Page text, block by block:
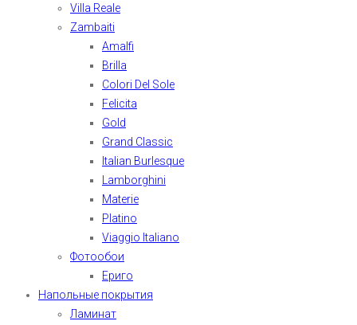
Villa Reale
Zambaiti
Amalfi
Brilla
Colori Del Sole
Felicita
Gold
Grand Classic
Italian Burlesque
Lamborghini
Materie
Platino
Viaggio Italiano
Фотообои
Ериго
Напольные покрытия
Ламинат